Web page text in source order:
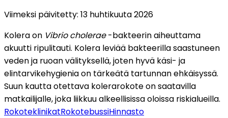
Viimeksi päivitetty: 13 huhtikuuta 2026
Kolera on Vibrio cholerae -bakteerin aiheuttama
akuutti ripulitauti. Kolera leviää bakteerilla saastuneen
veden ja ruoan välityksellä, joten hyvä käsi- ja
elintarvikehygienia on tärkeätä tartunnan ehkäisyssä.
Suun kautta otettava kolerarokote on saatavilla
matkailijalle, joka liikkuu alkeellisissa oloissa riskialueilla.
RokoteklinikatRokotebussiHinnasto